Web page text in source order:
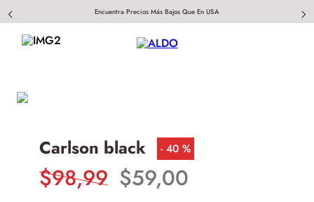
Encuentra Precios Más Bajos Que En USA
Carlson black 40 %
$98,99 $59,00